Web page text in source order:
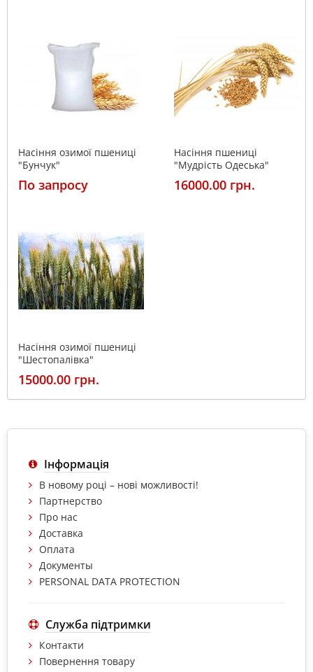
Насіння озимої пшениці
"Бунчук"
По запросу
Насіння пшениці
"Мудрість Одеська"
16000.00 грн.
Насіння озимої пшениці
"Шестопалівка"
15000.00 грн.
Інформація
В новому році – нові можливості!
Партнерство
Про нас
Доставка
Оплата
Документы
PERSONAL DATA PROTECTION
Служба підтримки
Контакти
Повернення товару